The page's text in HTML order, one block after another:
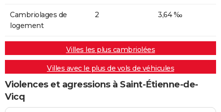
Cambriolages de
logement
2 3,64 ‰
Villes les plus cambriolées
Villes avec le plus de vols de véhicules
Violences et agressions à Saint-Étienne-de-
Vicq